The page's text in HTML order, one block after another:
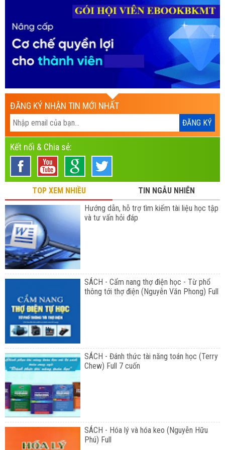
ĐĂNG KÝ NHẬN TIN MỚI NHẤT
Kết nối & Chia sẻ:
TOP XEM NHIỀU
TIN NGẪU NHIÊN
Hướng dẫn, hỗ trợ tìm kiếm tài liệu học tập
và tư vấn hỏi đáp
SÁCH - Cẩm nang thợ điện học - Từ phổ
thông tới thợ điện (Nguyễn Văn Phong) Full
SÁCH - Đánh thức tài năng toán học (Terry
Chew) Full 7 cuốn
SÁCH - Hóa lý và hóa keo (Nguyễn Hữu
Phú) Full